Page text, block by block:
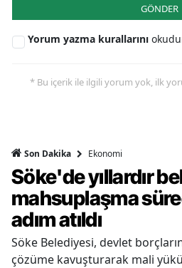
GÖNDER
Yorum yazma kurallarını
* Bu içerik ile ilgili yorum yok, ilk
Son Dakika Ekonomi
Söke'de yıllardır
mahsuplaşma
adım atıldı
Söke Belediyesi, devlet
çözüme kavuşturarak mali